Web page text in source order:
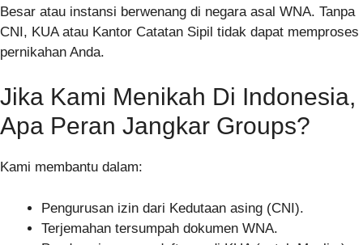
Besar atau instansi berwenang di negara asal WNA. Tanpa
CNI, KUA atau Kantor Catatan Sipil tidak dapat memproses
pernikahan Anda.
Jika Kami Menikah Di Indonesia,
Apa Peran Jangkar Groups?
Kami membantu dalam:
Pengurusan izin dari Kedutaan asing (CNI).
Terjemahan tersumpah dokumen WNA.